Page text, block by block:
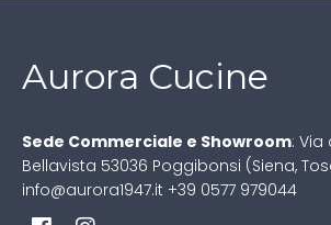
Aurora Cucine
Sede Commerciale e Showroom: Via
Bellavista 53036 Poggibonsi (Siena,
info@aurora1947.it +39 0577 979044